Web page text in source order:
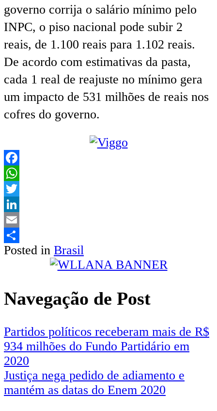
governo corrija o salário mínimo pelo
INPC, o piso nacional pode subir 2
reais, de 1.100 reais para 1.102 reais.
De acordo com estimativas da pasta,
cada 1 real de reajuste no mínimo gera
um impacto de 531 milhões de reais nos
cofres do governo.
Facebook
WhatsApp
Twitter
LinkedIn
Email
Share
Posted in Brasil
Navegação de Post
Partidos políticos receberam mais de R$
934 milhões do Fundo Partidário em
2020
Justiça nega pedido de adiamento e
mantém as datas do Enem 2020